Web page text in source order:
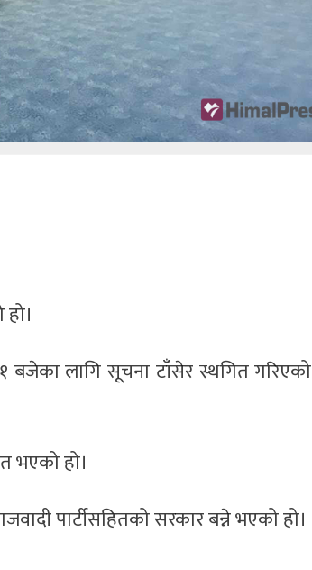
बजेका लागि सूचना टाँसेर स्थगित गरिएको
भएको हो।
पार्टीसहितको सरकार बन्ने भएको हो।